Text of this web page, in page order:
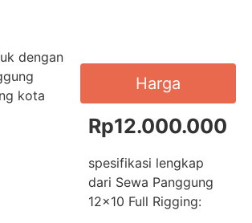
dengan
kota
Harga
Rp12.000.000
spesifikasi lengkap
dari Sewa Panggung
12×10 Full Rigging: